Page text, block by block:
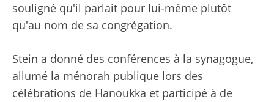
souligné qu'il parlait pour lui-même plutôt
qu'au nom de sa congrégation.
Stein a donné des conférences à la synagogue,
allumé la ménorah publique lors des
célébrations de Hanoukka et participé à de